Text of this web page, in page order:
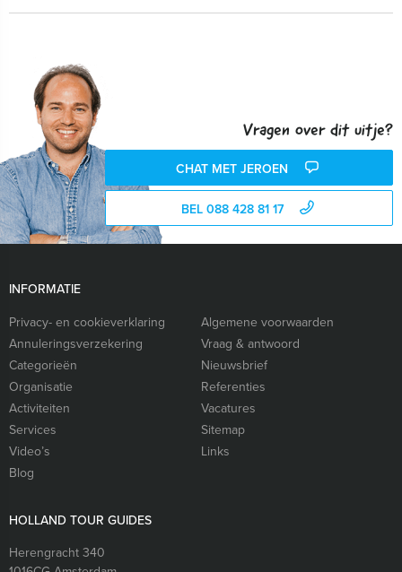
Vragen over dit uitje?
CHAT MET JEROEN
BEL 088 428 81 17
INFORMATIE
Privacy- en cookieverklaring
Algemene voorwaarden
Annuleringsverzekering
Vraag & antwoord
Categorieën
Nieuwsbrief
Organisatie
Referenties
Activiteiten
Vacatures
Services
Sitemap
Video’s
Links
Blog
HOLLAND TOUR GUIDES
Herengracht 340